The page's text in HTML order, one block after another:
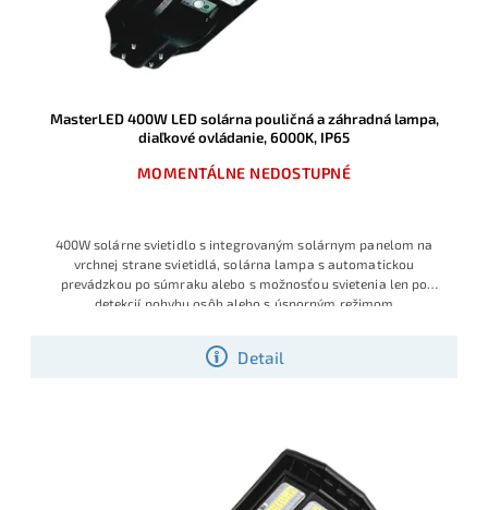
MasterLED 400W LED solárna pouličná a záhradná lampa,
diaľkové ovládanie, 6000K, IP65
MOMENTÁLNE NEDOSTUPNÉ
Detail
400W solárne svietidlo s integrovaným solárnym panelom na
vrchnej strane svietidlá, solárna lampa s automatickou
prevádzkou po súmraku alebo s možnosťou svietenia len po
detekcií pohybu osôb alebo s úsporným režimom